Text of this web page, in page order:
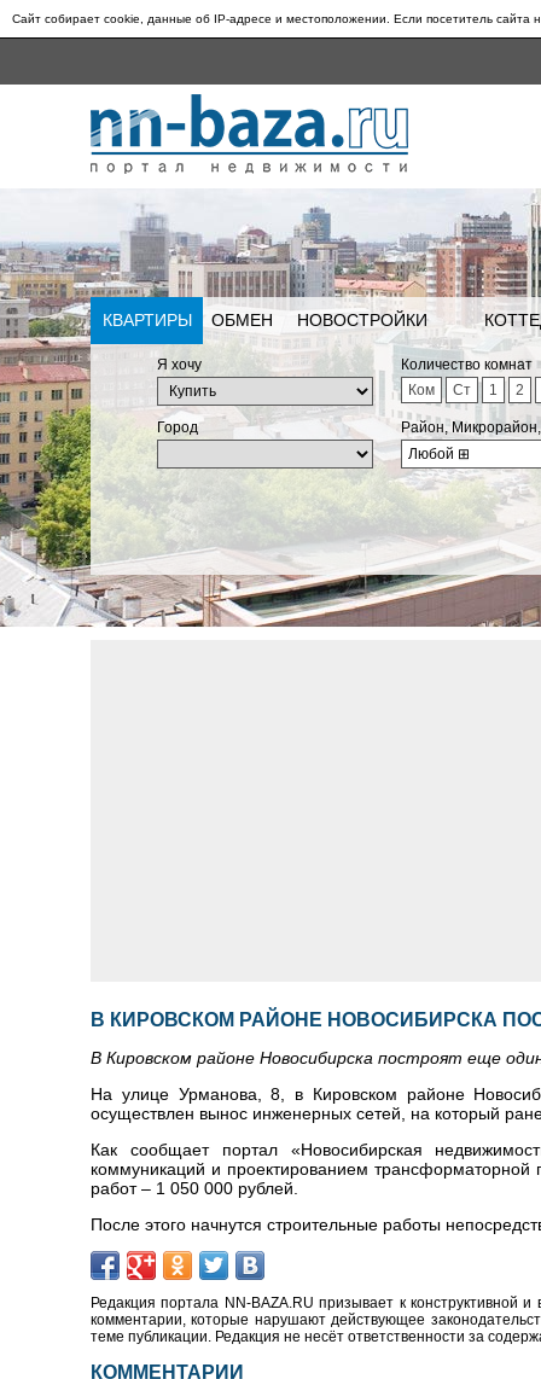
Сайт собирает cookie, данные об IP-адресе и местоположении. Если посетитель сайта
КВАРТИРЫ ОБМЕН НОВОСТРОЙКИ
Я хочу
Количество комнат
Ком
Ст 1 2
Город
Район,
Любой ⊞
В КИРОВСКОМ РАЙОНЕ НОВОСИБИРСКА
В Кировском районе Новосибирска построят еще
На улице Урманова, 8, в Кировском районе
осуществлен вынос инженерных сетей, на который
Как сообщает портал «Новосибирская
коммуникаций и проектированием
работ – 1 050 000 рублей.
После этого начнутся строительные работы
Редакция портала NN-BAZA.RU призывает к конструктивной
комментарии, которые нарушают действующее
теме публикации. Редакция не несёт ответственности за
КОММЕНТАРИИ